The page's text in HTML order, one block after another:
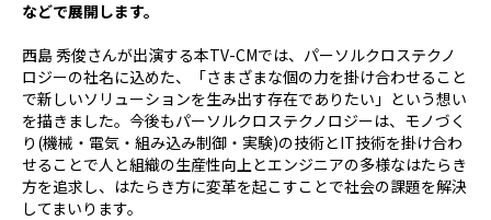
などで展開します。
西島 秀俊さんが出演する本TV-CMでは、パーソルクロステクノ
ロジーの社名に込めた、「さまざまな個の力を掛け合わせること
で新しいソリューションを生み出す存在でありたい」という想い
を描きました。今後もパーソルクロステクノロジーは、モノづく
り(機械・電気・組み込み制御・実験)の技術とIT技術を掛け合わ
せることで人と組織の生産性向上とエンジニアの多様なはたらき
方を追求し、はたらき方に変革を起こすことで社会の課題を解決
してまいります。